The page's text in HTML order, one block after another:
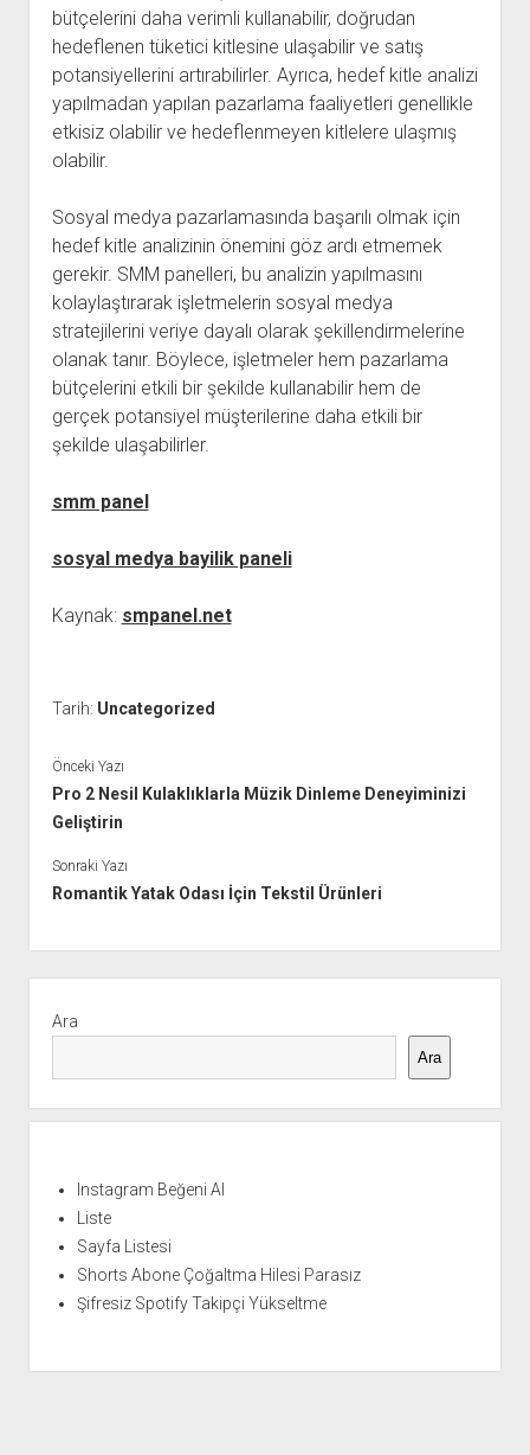
bütçelerini daha verimli kullanabilir, doğrudan
hedeflenen tüketici kitlesine ulaşabilir ve satış
potansiyellerini artırabilirler. Ayrıca, hedef kitle analizi
yapılmadan yapılan pazarlama faaliyetleri genellikle
etkisiz olabilir ve hedeflenmeyen kitlelere ulaşmış
olabilir.
Sosyal medya pazarlamasında başarılı olmak için
hedef kitle analizinin önemini göz ardı etmemek
gerekir. SMM panelleri, bu analizin yapılmasını
kolaylaştırarak işletmelerin sosyal medya
stratejilerini veriye dayalı olarak şekillendirmelerine
olanak tanır. Böylece, işletmeler hem pazarlama
bütçelerini etkili bir şekilde kullanabilir hem de
gerçek potansiyel müşterilerine daha etkili bir
şekilde ulaşabilirler.
smm panel
sosyal medya bayilik paneli
Kaynak: smpanel.net
Tarih: Uncategorized
Önceki Yazı
Pro 2 Nesil Kulaklıklarla Müzik Dinleme Deneyiminizi
Geliştirin
Sonraki Yazı
Romantik Yatak Odası İçin Tekstil Ürünleri
Menü
Ara
Ara
Instagram Beğeni Al
Liste
Sayfa Listesi
Shorts Abone Çoğaltma Hilesi Parasız
Şifresiz Spotify Takipçi Yükseltme